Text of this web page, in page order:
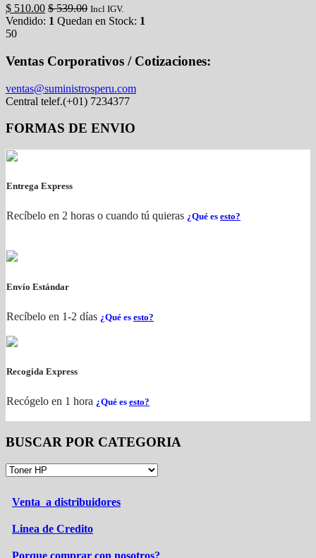
$ 510.00 $539.00 Incl IGV.
Vendido: 1 Quedan en Stock: 1
50
Ventas Corporativos / Cotizaciones:
ventas@suministrosperu.com
Central telef.(+01) 7234377
FORMAS DE ENVIO
Entrega Express
Recíbelo en 2 horas o cuando tú quieras ¿Qué es esto?
Envío Estándar
Recíbelo en 1-2 días ¿Qué es esto?
Recogida Express
Recógelo en 1 hora ¿Qué es esto?
BUSCAR POR CATEGORIA
Venta a distribuidores
Linea de Credito
Porque comprar con nosotros?